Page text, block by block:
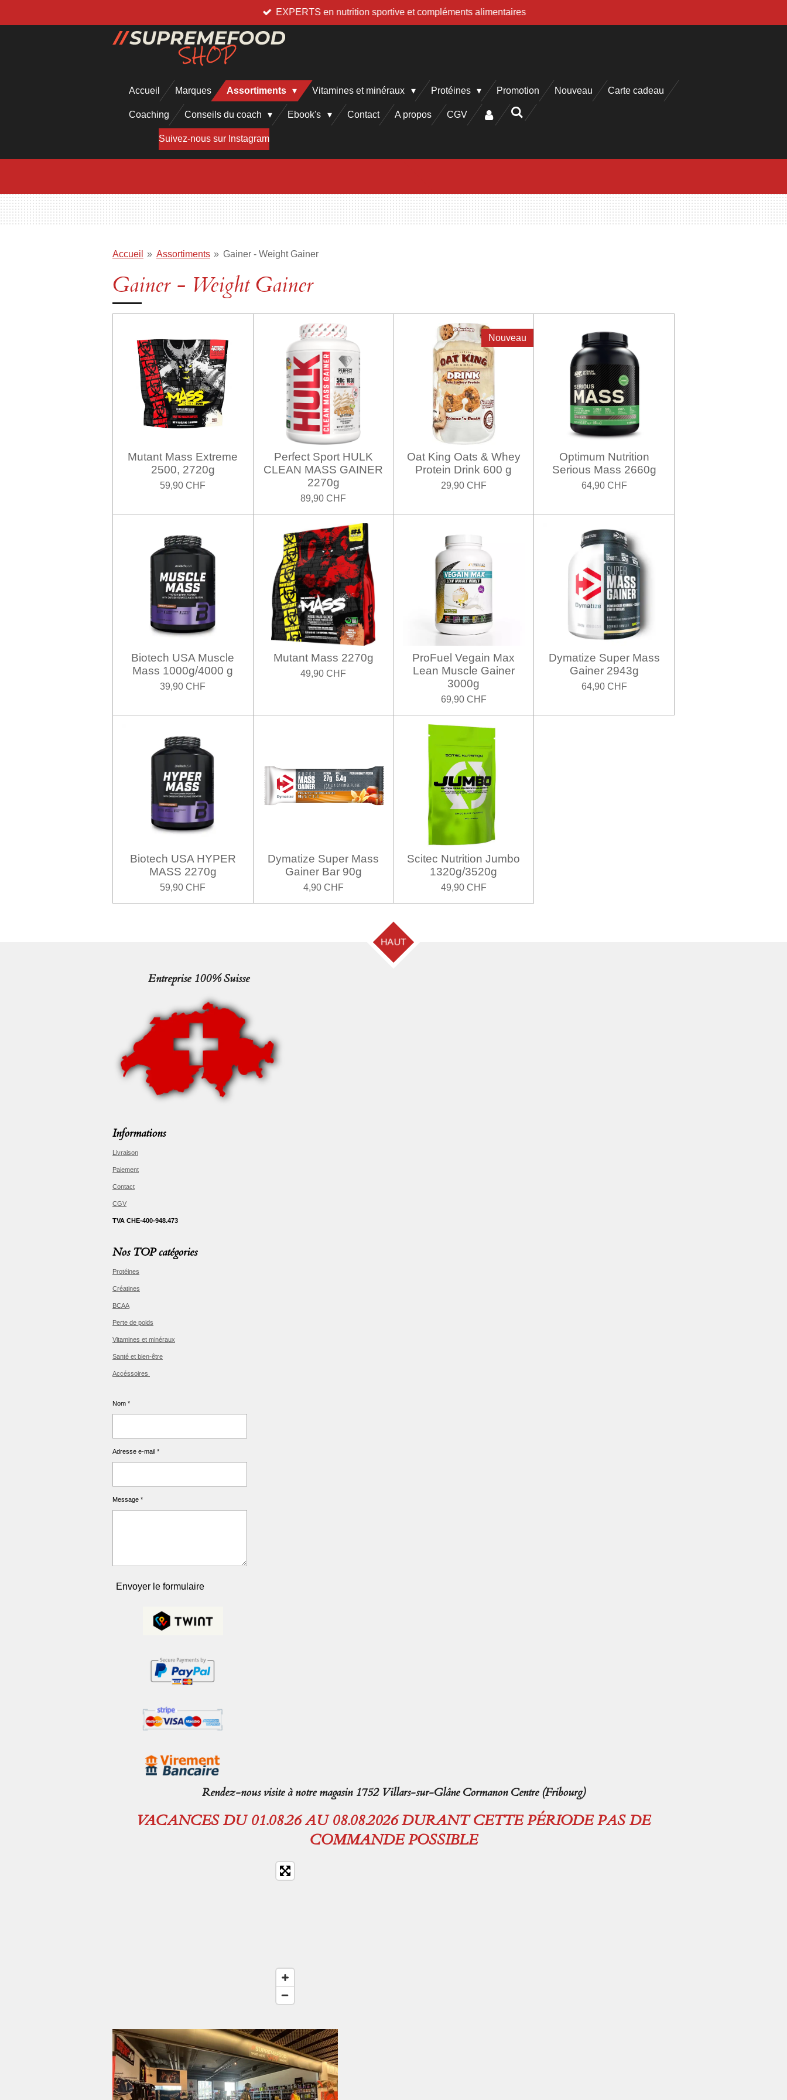
au
EXPERTS en nutrition sportive et compléments alimentaires
Accueil Marques Assortiments Vitamines et minéraux Protéines Promotion Nouveau Carte cadeau
Coaching Conseils du coach Ebook's Contact A propos CGV
Suivez-nous sur Instagram
Accueil » Assortiments » Gainer - Weight Gainer
Gainer - Weight Gainer
Mutant Mass Extreme
2500, 2720g
59,90 CHF
Perfect Sport HULK
CLEAN MASS GAINER
2270g
89,90 CHF
Nouveau
Oat King Oats & Whey
Protein Drink 600 g
29,90 CHF
Optimum Nutrition
Serious Mass 2660g
64,90 CHF
Biotech USA Muscle
Mass 1000g/4000 g
39,90 CHF
Mutant Mass 2270g
49,90 CHF
ProFuel Vegain Max
Lean Muscle Gainer
3000g
69,90 CHF
Dymatize Super Mass
Gainer 2943g
64,90 CHF
Biotech USA HYPER
MASS 2270g
59,90 CHF
Dymatize Super Mass
Gainer Bar 90g
4,90 CHF
Scitec Nutrition Jumbo
1320g/3520g
49,90 CHF
HAUT
Entreprise 100% Suisse
Informations
Livraison
Paiement
Contact
CGV
TVA CHE-400-948.473
Nos TOP catégories
Protéines
Créatines
BCAA
Perte de poids
Vitamines et minéraux
Santé et bien-être
Accéssoires
Nom *
Adresse e-mail *
Message *
Envoyer le formulaire
Rendez-nous visite à notre magasin 1752 Villars-sur-Glâne Cormanon Centre (Fribourg)
VACANCES DU 01.08.26 AU 08.08.2026 DURANT CETTE PÉRIODE PAS DE
COMMANDE POSSIBLE